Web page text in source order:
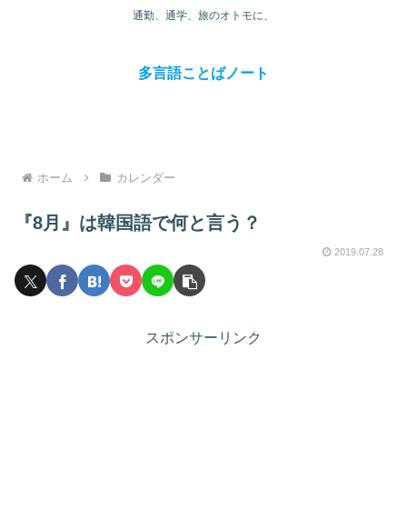
通勤、通学、旅のオトモに、
多言語ことばノート
ホーム カレンダー
『8月』は韓国語で何と言う？
2019.07.28
スポンサーリンク